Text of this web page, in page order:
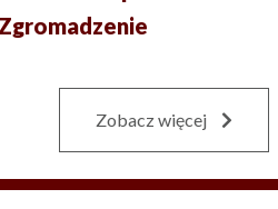
Zobacz więcej